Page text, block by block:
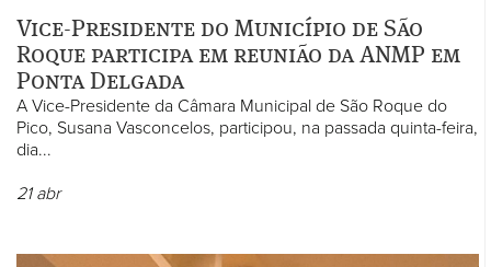
Vice-Presidente do Município de São
Roque participa em reunião da ANMP em
Ponta Delgada
A Vice-Presidente da Câmara Municipal de São Roque do
Pico, Susana Vasconcelos, participou, na passada quinta-feira,
dia...
21 abr